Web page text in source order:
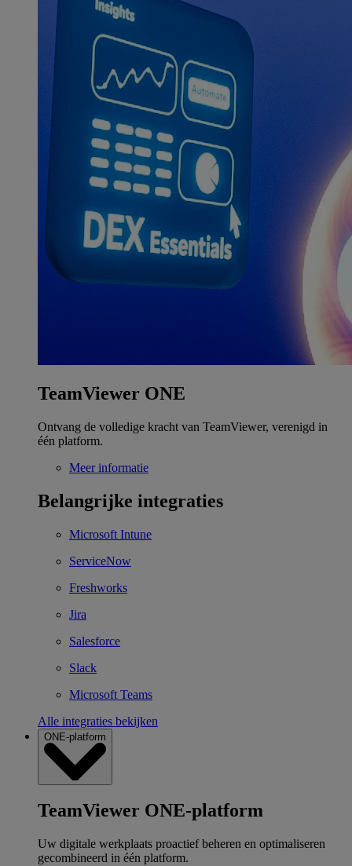
TeamViewer ONE
Ontvang de volledige kracht van TeamViewer, verenigd in
één platform.
Meer informatie
Belangrijke integraties
Microsoft Intune
ServiceNow
Freshworks
Jira
Salesforce
Slack
Microsoft Teams
Alle integraties bekijken
ONE-platform
TeamViewer ONE-platform
Uw digitale werkplaats proactief beheren en optimaliseren
gecombineerd in één platform.